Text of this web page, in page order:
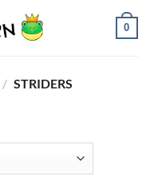
0
/ STRIDERS